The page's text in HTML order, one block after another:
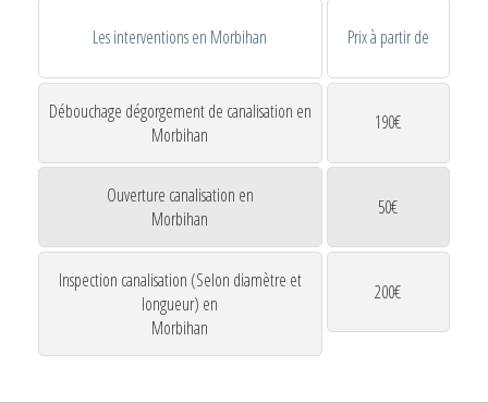
Les interventions en Morbihan Prix à partir de
Débouchage dégorgement de canalisation en
Morbihan
190€
Ouverture canalisation en
Morbihan
50€
Inspection canalisation (Selon diamètre et
longueur) en
Morbihan
200€